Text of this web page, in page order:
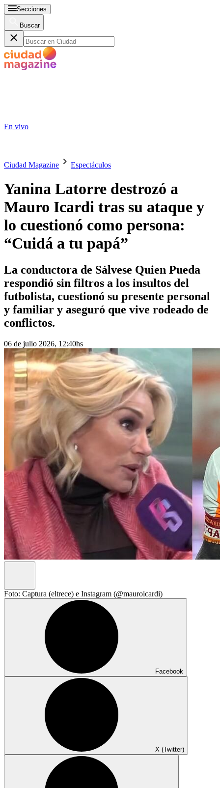
Secciones
Buscar
En vivo
Ciudad Magazine Espectáculos
Yanina Latorre destrozó a
Mauro Icardi tras su ataque y
lo cuestionó como persona:
“Cuidá a tu papá”
La conductora de Sálvese Quien Pueda
respondió sin filtros a los insultos del
futbolista, cuestionó su presente personal
y familiar y aseguró que vive rodeado de
conflictos.
06 de julio 2026, 12:40hs
Foto: Captura (eltrece) e Instagram (@mauroicardi)
Facebook
X (Twitter)